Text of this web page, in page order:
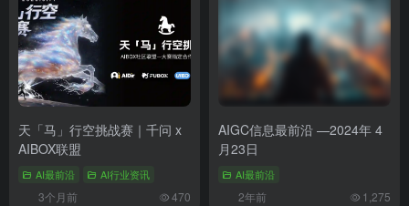
天「马」行空挑战赛｜千问 x
AIBOX联盟
AI最前沿 AI行业资讯
3个月前 470
AIGC信息最前沿 —2024年 4
月23日
AI最前沿
2年前 1,275